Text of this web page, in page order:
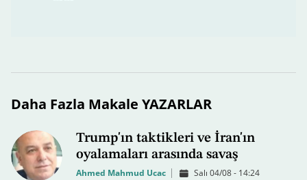
Daha Fazla Makale YAZARLAR
Trump'ın taktikleri ve İran'ın
oyalamaları arasında savaş
Ahmed Mahmud Ucac Salı 04/08 - 14:24